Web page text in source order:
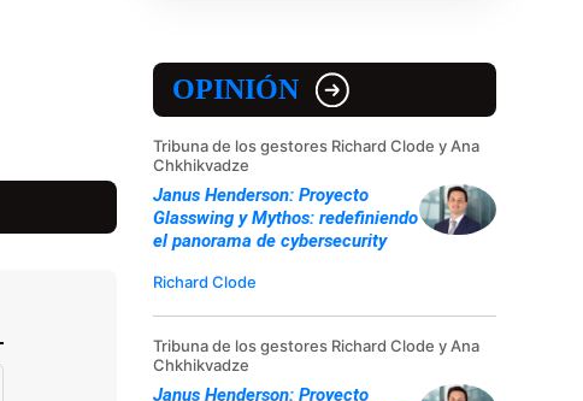
OPINIÓN
Tribuna de los gestores Richard Clode y Ana
Chkhikvadze
Janus Henderson: Proyecto
Glasswing y Mythos: redefiniendo
el panorama de cybersecurity
Richard Clode
Tribuna de los gestores Richard Clode y Ana
Chkhikvadze
Janus Henderson: Proyecto